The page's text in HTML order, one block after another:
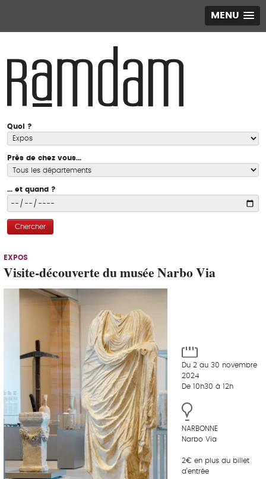
MENU
Quoi ?
Près de chez vous...
... et quand ?
Chercher
EXPOS
Visite-découverte du musée Narbo Via
Du 2 au 30 novembre
2024
De 10h30 à 12h
NARBONNE
Narbo Via
2€ en plus du billet
d’entrée